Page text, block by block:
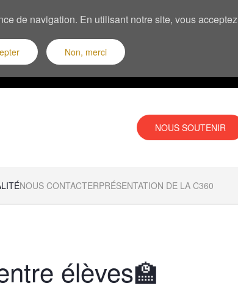
de navigation. En utilisant notre site, vous acceptez
Non, merci
NOUS SOUTENIR
NOUS CONTACTERPRÉSENTATION DE LA C360
élèves🏫